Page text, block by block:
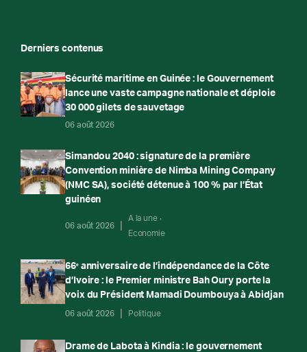
Derniers contenus
Sécurité maritime en Guinée : le Gouvernement
lance une vaste campagne nationale et déploie
30 000 gilets de sauvetage
06 août 2026
Simandou 2040 : signature de la première
Convention minière de Nimba Mining Company
(NMC SA), société détenue à 100 % par l’État
guinéen
06 août 2026
A la une
Economie
66ᵉ anniversaire de l’indépendance de la Côte
d’Ivoire : le Premier ministre Bah Oury porte la
voix du Président Mamadi Doumbouya à Abidjan
06 août 2026 Politique
Drame de Labota à Kindia : le gouvernement